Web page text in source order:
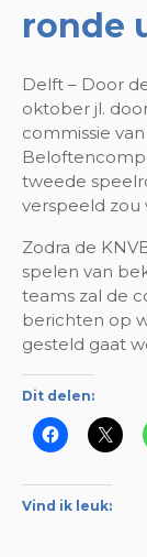
ronde
Delft – Door
oktober jl.
commissie
tweede
verspeeld zou
Zodra de
spelen van
teams zal de
berichten op
gesteld gaat
Dit delen:
Vind ik leuk: